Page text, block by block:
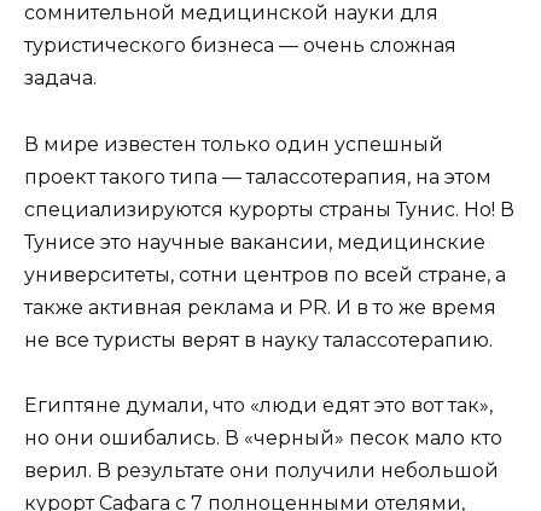
сомнительной медицинской науки для
туристического бизнеса — очень сложная
задача.
В мире известен только один успешный
проект такого типа — талассотерапия, на этом
специализируются курорты страны Тунис. Но! В
Тунисе это научные вакансии, медицинские
университеты, сотни центров по всей стране, а
также активная реклама и PR. И в то же время
не все туристы верят в науку талассотерапию.
Египтяне думали, что «люди едят это вот так»,
но они ошибались. В «черный» песок мало кто
верил. В результате они получили небольшой
курорт Сафага с 7 полноценными отелями,